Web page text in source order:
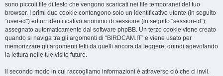
sono piccoli file di testo che vengono scaricati nei file temporanei del tuo
browser. I primi due cookie contengono solo un identificativo utente (in seguito
“user-id”) ed un identificativo anonimo di sessione (in seguito “session-id”),
assegnato automaticamente dal software phpBB. Un terzo cookie viene creato
quando si naviga tra gli argomenti di “BIRDCAM.IT” e viene usato per
memorizzare gli argomenti letti da quelli ancora da leggere, quindi agevolando
la lettura nelle tue visite future.
Il secondo modo in cui raccogliamo informazioni è attraverso ciò che ci invii.